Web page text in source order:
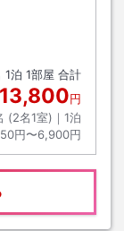
1泊 1部屋 合計
13,800円
(2名1室)｜ 1泊
円〜6,900円